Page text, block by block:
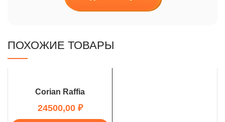
ПОХОЖИЕ ТОВАРЫ
Corian Raffia
₽